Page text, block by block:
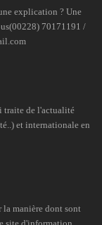
explication ? Une
70171191 /
traite de l'actualité
et internationale en
manière dont sont